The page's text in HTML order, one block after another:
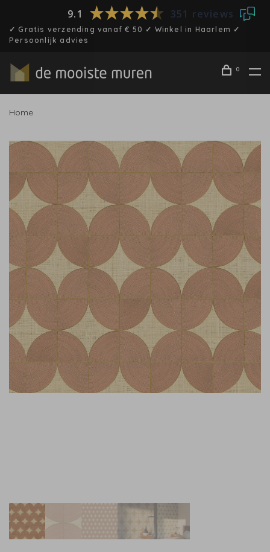
9.1 351 reviews
✓ Gratis verzending vanaf € 50 ✓ Winkel in Haarlem ✓
Persoonlijk advies
0
Home